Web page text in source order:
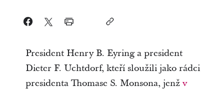
President Henry B. Eyring a president
Dieter F. Uchtdorf, kteří sloužili jako rádci
presidenta Thomase S. Monsona, jenž v